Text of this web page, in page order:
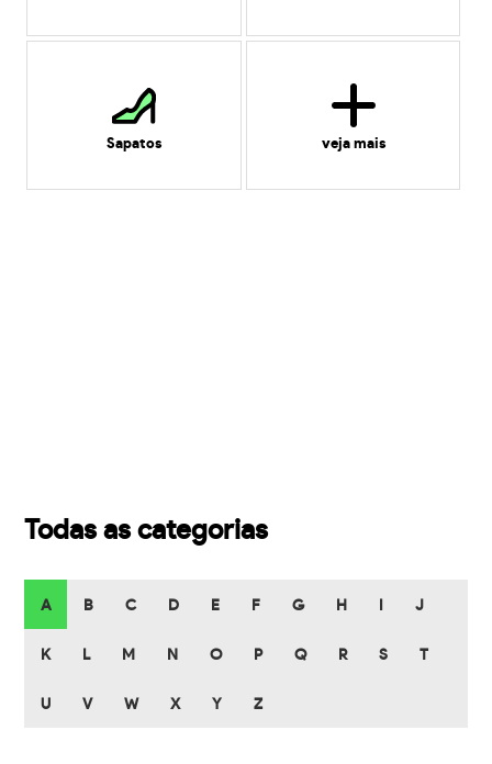
Sapatos veja mais
Todas as categorias
A B C D E F G H J
K L M N O P Q R S T
U V W X Y Z